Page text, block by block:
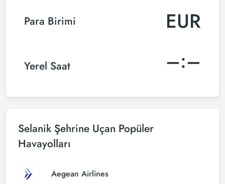
Para Birimi EUR
Yerel Saat –:–
Selanik Şehrine Uçan Popüler
Havayolları
Aegean Airlines